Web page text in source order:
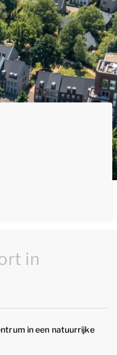
in
in een natuurrijke